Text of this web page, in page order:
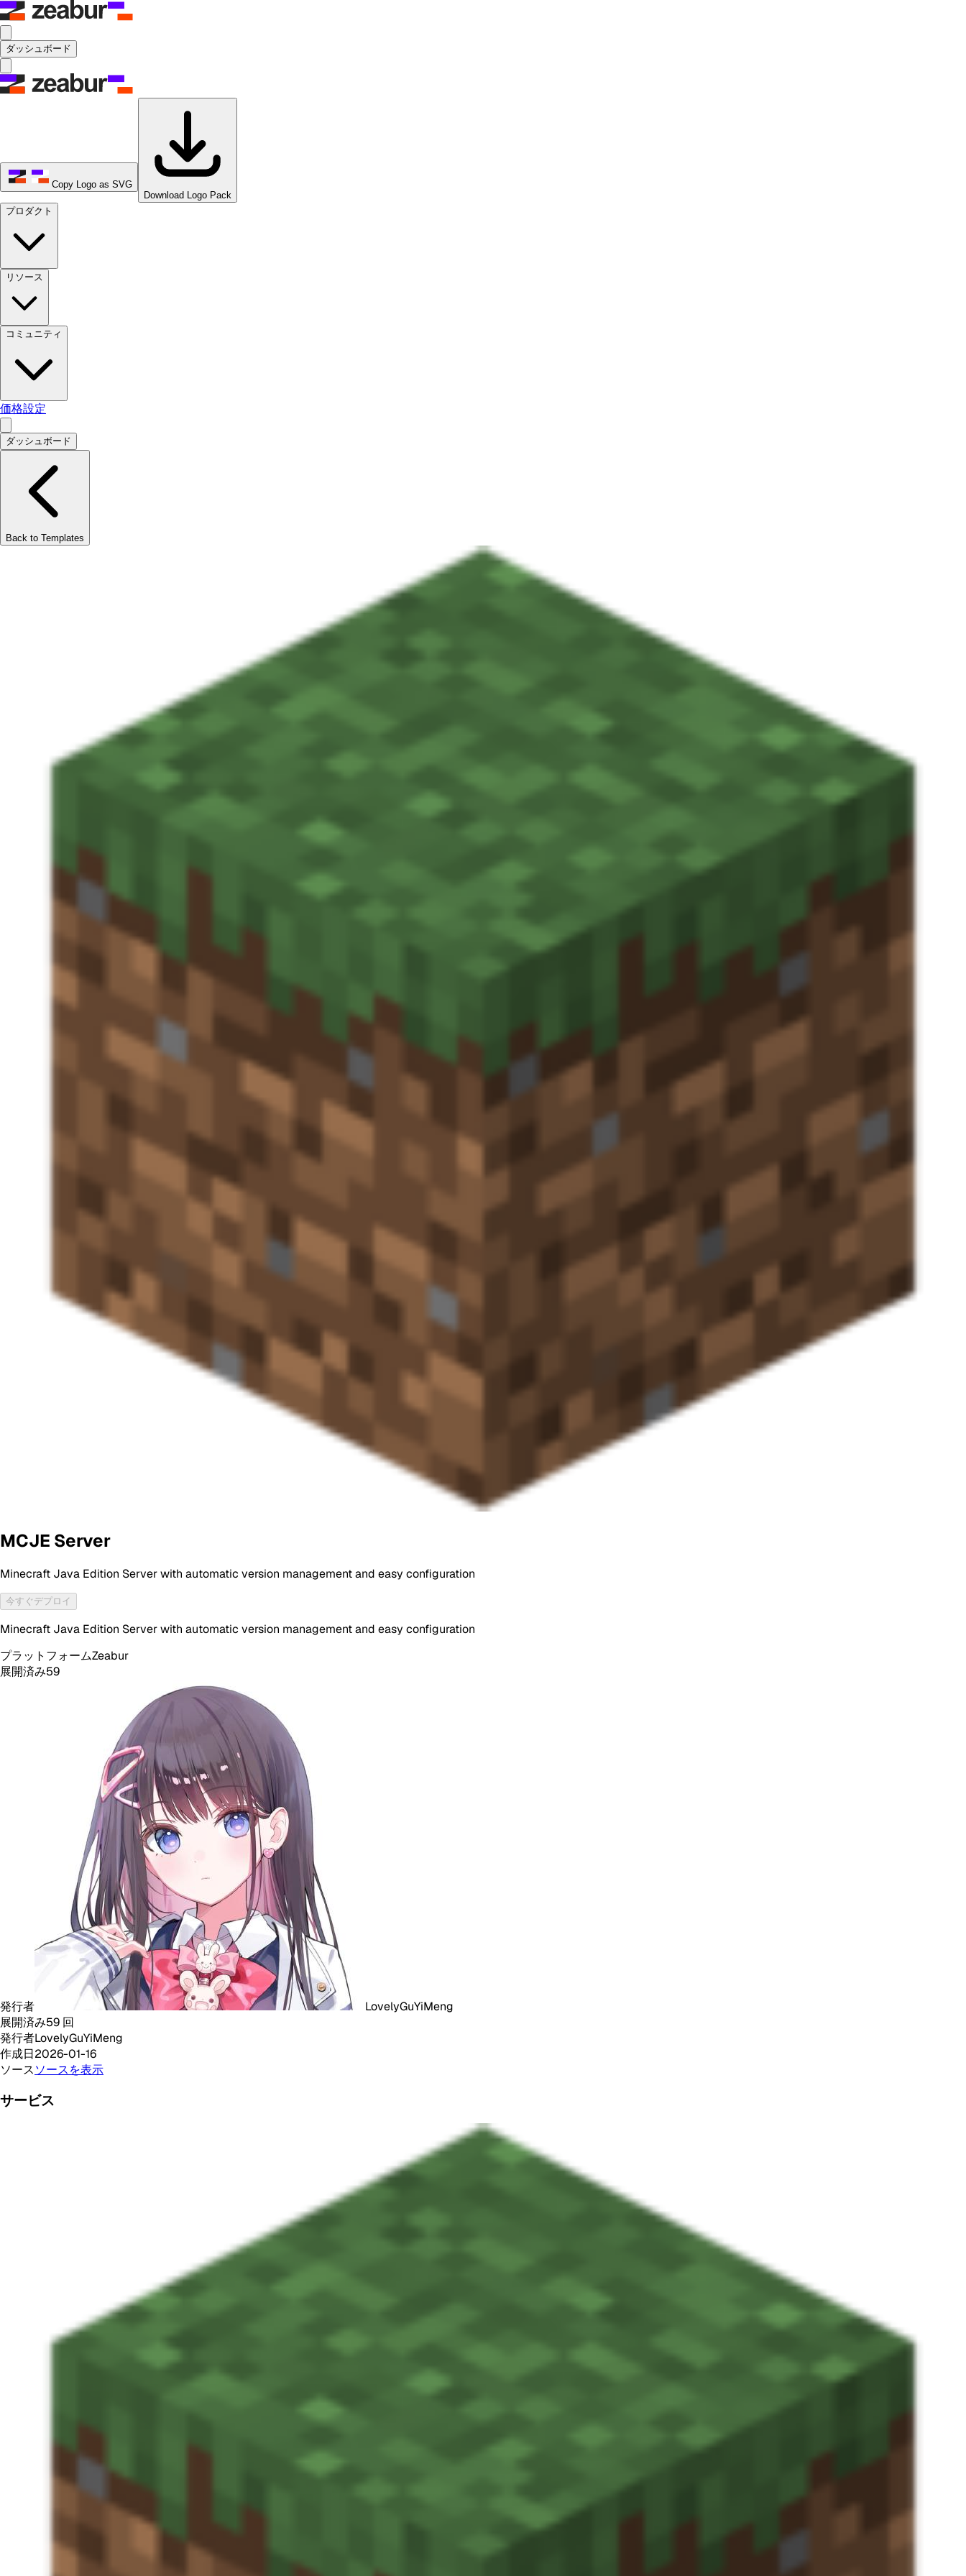
ダッシュボード
Copy Logo as SVG
Download Logo Pack
プロダクト
リソース
コミュニティ
価格設定
ダッシュボード
Back to Templates
MCJE Server
Minecraft Java Edition Server with automatic version management and easy configuration
今すぐデプロイ
Minecraft Java Edition Server with automatic version management and easy configuration
プラットフォームZeabur
展開済み59
発行者
LovelyGuYiMeng
展開済み59 回
発行者LovelyGuYiMeng
作成日2026-01-16
ソースソースを表示
サービス